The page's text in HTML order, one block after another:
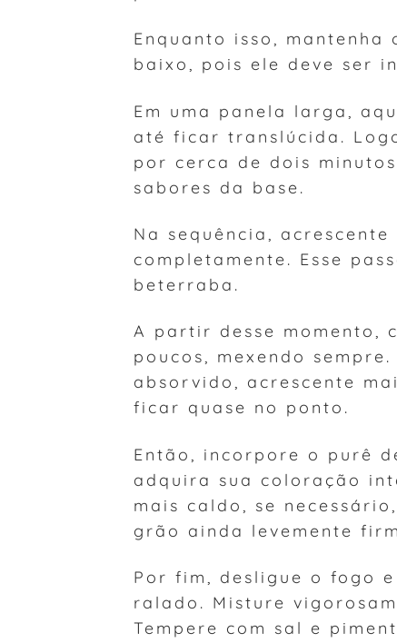
Enquanto isso,
baixo, pois ele deve ser
Em uma panela larga,
até ficar translúcida.
por cerca de dois
sabores da base.
Na sequência,
completamente. Esse
beterraba.
A partir desse momento,
poucos, mexendo
absorvido, acrescente
ficar quase no ponto.
Então, incorpore o purê
adquira sua coloração
mais caldo, se
grão ainda levemente
Por fim, desligue o fogo
ralado. Misture
Tempere com sal e